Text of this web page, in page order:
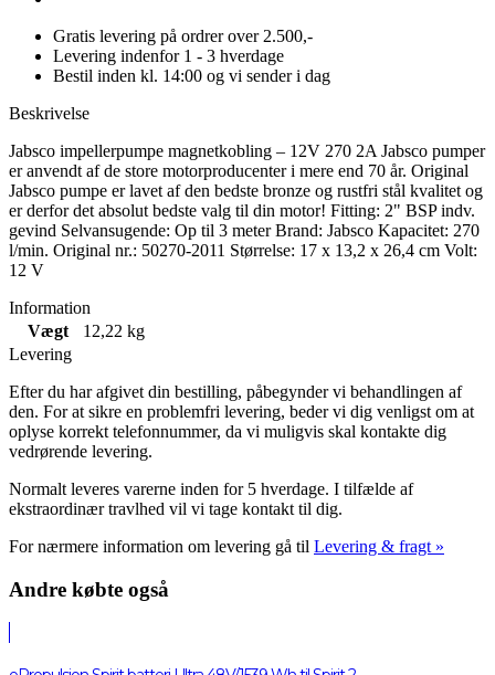
Gratis levering på ordrer over 2.500,-
Levering indenfor 1 - 3 hverdage
Bestil inden kl. 14:00 og vi sender i dag
Beskrivelse
Jabsco impellerpumpe magnetkobling – 12V 270 2A Jabsco pumper
er anvendt af de store motorproducenter i mere end 70 år. Original
Jabsco pumpe er lavet af den bedste bronze og rustfri stål kvalitet og
er derfor det absolut bedste valg til din motor! Fitting: 2" BSP indv.
gevind Selvansugende: Op til 3 meter Brand: Jabsco Kapacitet: 270
l/min. Original nr.: 50270-2011 Størrelse: 17 x 13,2 x 26,4 cm Volt:
12 V
Information
Vægt
12,22 kg
Levering
Efter du har afgivet din bestilling, påbegynder vi behandlingen af
den. For at sikre en problemfri levering, beder vi dig venligst om at
oplyse korrekt telefonnummer, da vi muligvis skal kontakte dig
vedrørende levering.
Normalt leveres varerne inden for 5 hverdage. I tilfælde af
ekstraordinær travlhed vil vi tage kontakt til dig.
For nærmere information om levering gå til Levering & fragt »
Andre købte også